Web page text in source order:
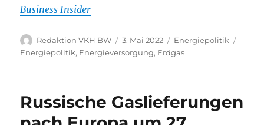
Business Insider
Autor
Redaktion VKH BW
Veröffentlicht
am
3. Mai 2022 Kategorien
Energiepolitik
Energiepolitik, Energieversorgung, Erdgas
Russische Gaslieferungen